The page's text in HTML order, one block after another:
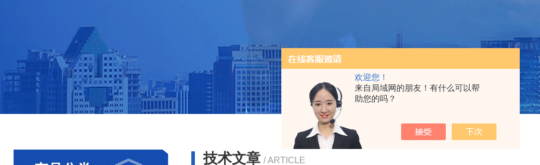
欢迎您！
来自局域网的朋友！有什么可以帮
助您的吗？
技术文章 / ARTICLE